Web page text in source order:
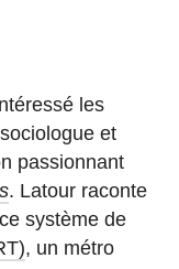
les
et
passionnant
. Latour raconte
système de
, un métro